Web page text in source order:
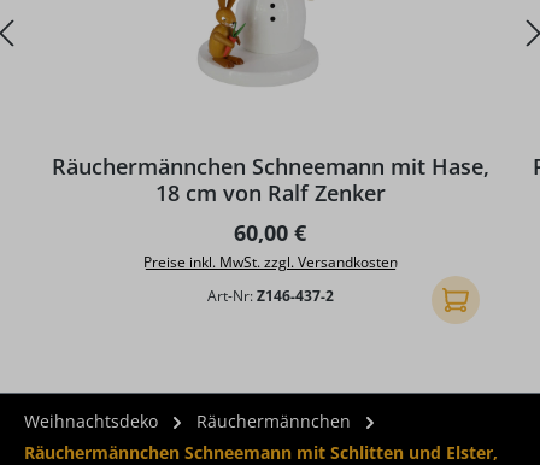
Räuchermännchen Schneemann mit Hase,
18 cm von Ralf Zenker
Regulärer Preis:
60,00 €
Preise inkl. MwSt. zzgl. Versandkosten
Art-Nr: Z146-437-2 In den
Weihnachtsdeko
Räuchermännchen
Räuchermännchen Schneemann mit Schlitten und Elster,